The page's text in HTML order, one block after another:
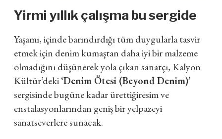
Yirmi yıllık çalışma bu sergide
Yaşamı, içinde barındırdığı tüm duygularla tasvir
etmek için denim kumaştan daha iyi bir malzeme
olmadığını düşünerek yola çıkan sanatçı, Kalyon
Kültür’deki‘Denim Ötesi (Beyond Denim)’
sergisinde bugüne kadar ürettiğiresim ve
enstalasyonlarından geniş bir yelpazeyi
sanatseverlere sunacak.